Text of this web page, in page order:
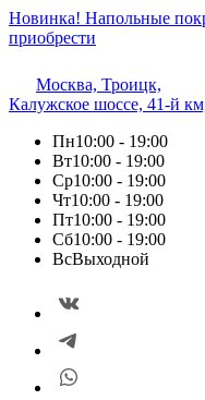
Новинка! Напольные
приобрести
Москва, Троицк,
Калужское шоссе, 41-й
Пн10:00 - 19:00
Вт10:00 - 19:00
Ср10:00 - 19:00
Чт10:00 - 19:00
Пт10:00 - 19:00
Сб10:00 - 19:00
ВсВыходной